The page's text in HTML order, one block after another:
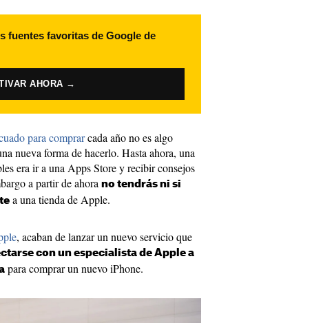
fuentes favoritas de Google de
AHORA →
para comprarcada año no es algo
nueva forma de hacerlo. Hasta ahora, una
era ir a una Apps Store y recibir consejos
a partir de ahora no tendrás ni si
a una tienda de Apple.
, acaban de lanzar un nuevo servicio que
con un especialista de Apple a
para comprar un nuevo iPhone.